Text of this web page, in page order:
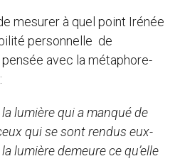
mesurer à quel point Irénée
personnelle de
pensée avec la métaphore-
la lumière qui a manqué de
qui se sont rendus eux-
lumière demeure ce qu’elle